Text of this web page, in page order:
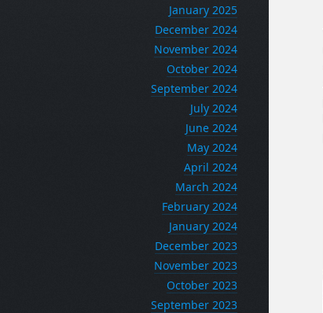
January 2025
December 2024
November 2024
October 2024
September 2024
July 2024
June 2024
May 2024
April 2024
March 2024
February 2024
January 2024
December 2023
November 2023
October 2023
September 2023